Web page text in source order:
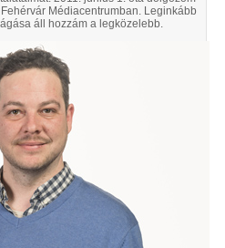
Médiacentrumban. Leginkább
áll hozzám a legközelebb.